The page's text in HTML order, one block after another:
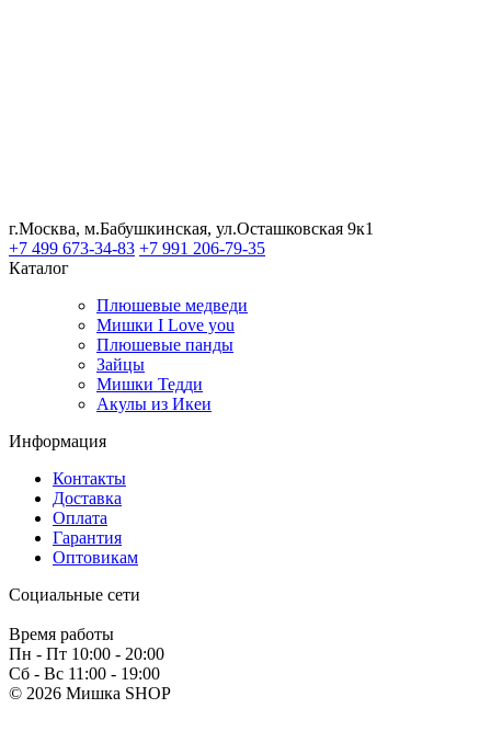
г.Москва, м.Бабушкинская, ул.Осташковская 9к1
+7 499 673-34-83 +7 991 206-79-35
Каталог
Плюшевые медведи
Мишки I Love you
Плюшевые панды
Зайцы
Мишки Тедди
Акулы из Икеи
Информация
Контакты
Доставка
Оплата
Гарантия
Оптовикам
Социальные сети
Время работы
Пн - Пт 10:00 - 20:00
Сб - Вс 11:00 - 19:00
© 2026 Мишка SHOP